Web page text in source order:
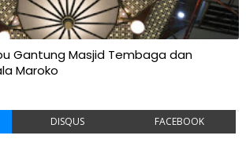
Gantung Masjid Tembaga dan
Maroko
DISQUS FACEBOOK